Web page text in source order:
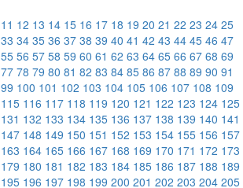
11 12 13 14 15 16 17 18 19 20 21 22 23 24 25
33 34 35 36 37 38 39 40 41 42 43 44 45 46 47
55 56 57 58 59 60 61 62 63 64 65 66 67 68 69
77 78 79 80 81 82 83 84 85 86 87 88 89 90 91
99 100 101 102 103 104 105 106 107 108 109
115 116 117 118 119 120 121 122 123 124 125
131 132 133 134 135 136 137 138 139 140 141
147 148 149 150 151 152 153 154 155 156 157
163 164 165 166 167 168 169 170 171 172 173
179 180 181 182 183 184 185 186 187 188 189
195 196 197 198 199 200 201 202 203 204 205